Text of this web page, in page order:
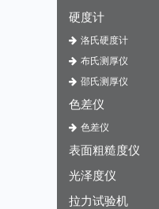
硬度计
洛氏硬度计
布氏测厚仪
邵氏测厚仪
色差仪
色差仪
表面粗糙度仪
光泽度仪
拉力试验机